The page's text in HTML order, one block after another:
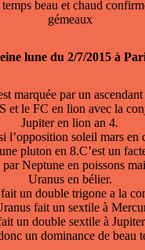
beau et chaud
gémeaux
lune du 2/7/2015 à
marquée par un
et le FC en lion avec la
Jupiter en lion an 4.
l’opposition soleil mars en
pluton en 8.C’est un
par Neptune en poissons
Uranus en bélier.
un double trigone a la
fait un sextile à
un double sextile à
un dominance de beau